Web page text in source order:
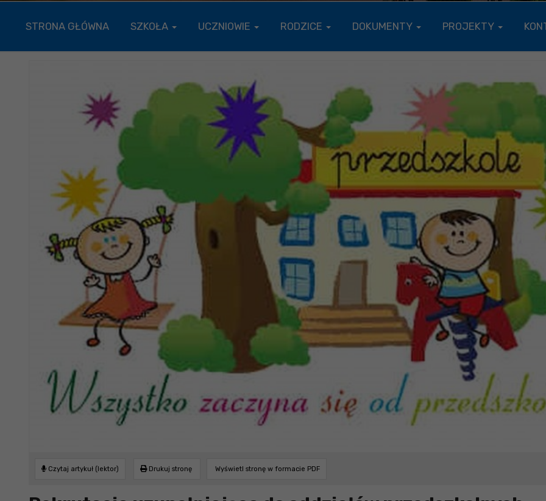
STRONA GŁÓWNA SZKOŁA UCZNIOWIE RODZICE DOKUMENTY PROJEKTY
Czytaj artykuł (lektor) Drukuj stronę Wyświetl stronę w formacie PDF